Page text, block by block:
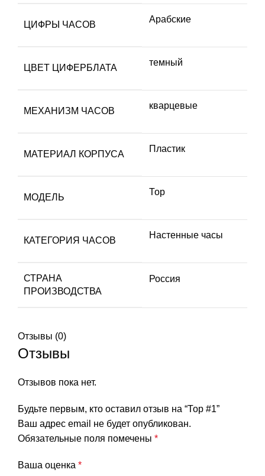
ЦИФРЫ ЧАСОВ
Арабские
ЦВЕТ ЦИФЕРБЛАТА
темный
МЕХАНИЗМ ЧАСОВ
кварцевые
МАТЕРИАЛ КОРПУСА
Пластик
МОДЕЛЬ
Тор
КАТЕГОРИЯ ЧАСОВ
Настенные часы
СТРАНА
ПРОИЗВОДСТВА
Россия
Отзывы (0)
Отзывы
Отзывов пока нет.
Будьте первым, кто оставил отзыв на “Тор #1”
Ваш адрес email не будет опубликован.
Обязательные поля помечены *
Ваша оценка *